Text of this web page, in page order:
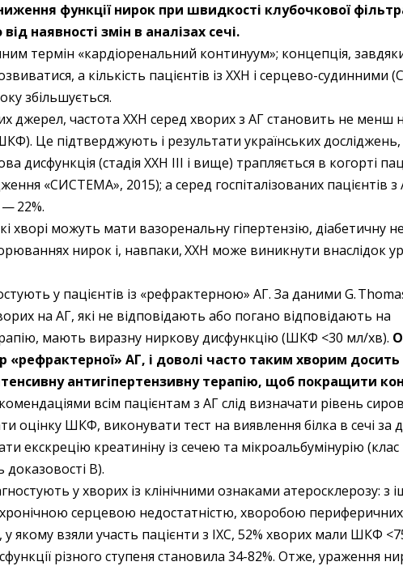
функції нирок при швидкості клубочкової
наявності змін в аналізах сечі.
термін «кардіоренальний континуум»; концепція,
а кількість пацієнтів із ХХН і серцево-судинними
збільшується.
джерел, час­тота ХХН серед хворих з АГ становить не менш
Це підтверджують і результати українських досліджень,
дисфункція (стадія ХХН III і вище) трапляється в когорті
«СИСТЕМА», 2015); а серед госпіталізованих пацієнтів
​22%.
хворі можуть мати вазоренальну гіпертензію, діабетичну
нирок і, навпаки, ​ХХН може виникнути внаслідок
у пацієнтів із «рефрактерною» АГ. За даними G.
на АГ, які не відповідають або погано відповідають на
мають виразну ниркову дисфункцію (ШКФ <30 мл/хв).
АГ, і доволі часто таким хворим досить
антигіпертензивну терапію, щоб покращити
всім пацієнтам з АГ слід визначати рівень
оцінку ШКФ, виконувати тест на виявлення білка в сечі
екскрецію креатиніну із сечею та мікроальбумінурію (клас
доказовості В).
у хворих із клінічними ознаками атеросклерозу: з
серцевою недостатністю, хворобою периферичних
у якому взяли участь пацієнти з ІХС, 52% хворих мали ШКФ
різного ступеня становила 34-82%. Отже, ураження